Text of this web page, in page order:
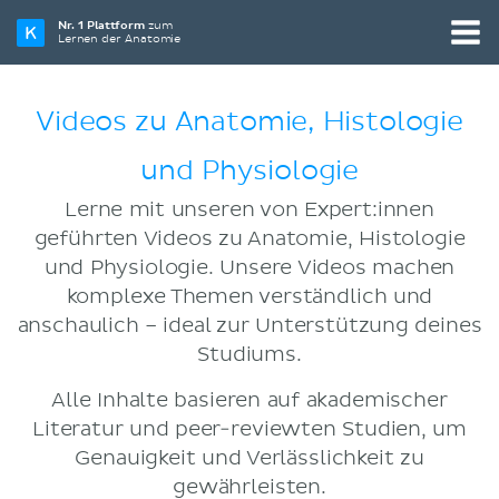
Nr. 1 Plattformzum
Lernen der Anatomie
Videos zu Anatomie, Histologie
und Physiologie
Lerne mit unseren von Expert:innen
geführten Videos zu Anatomie, Histologie
und Physiologie. Unsere Videos machen
komplexe Themen verständlich und
anschaulich – ideal zur Unterstützung deines
Studiums.
Alle Inhalte basieren auf akademischer
Literatur und peer-reviewten Studien, um
Genauigkeit und Verlässlichkeit zu
gewährleisten.